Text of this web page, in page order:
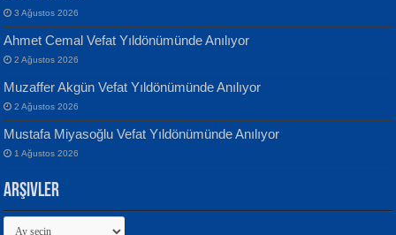
EKREM KARABABA
Yaralı Şiir...
İsmail Aydos
İnkisar...
3 Ağustos 2026
Ahmet Cemal Vefat Yıldönümünde Anılıyor
2 Ağustos 2026
Muzaffer Akgün Vefat Yıldönümünde Anılıyor
2 Ağustos 2026
Mustafa Miyasoğlu Vefat Yıldönümünde Anılıyor
1 Ağustos 2026
Arşivler
Arşivler